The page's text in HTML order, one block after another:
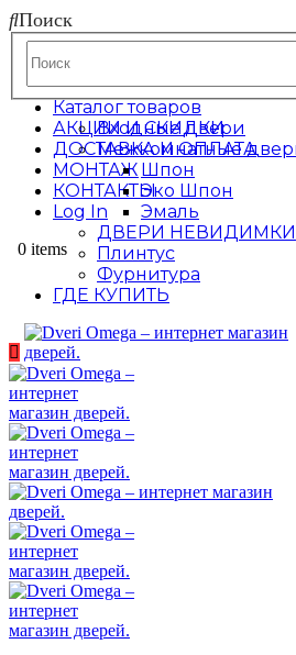
Поиск
АКЦИИ И СКИДКИ
ДОСТАВКА И ОПЛАТА
МОНТАЖ
КОНТАКТЫ
Log In
0 items
Каталог товаров
Входные двери
Межкомнатные
Шпон
Эко Шпон
Эмаль
ДВЕРИ НЕВИДИМКИ
Плинтус
Фурнитура
ГДЕ КУПИТЬ